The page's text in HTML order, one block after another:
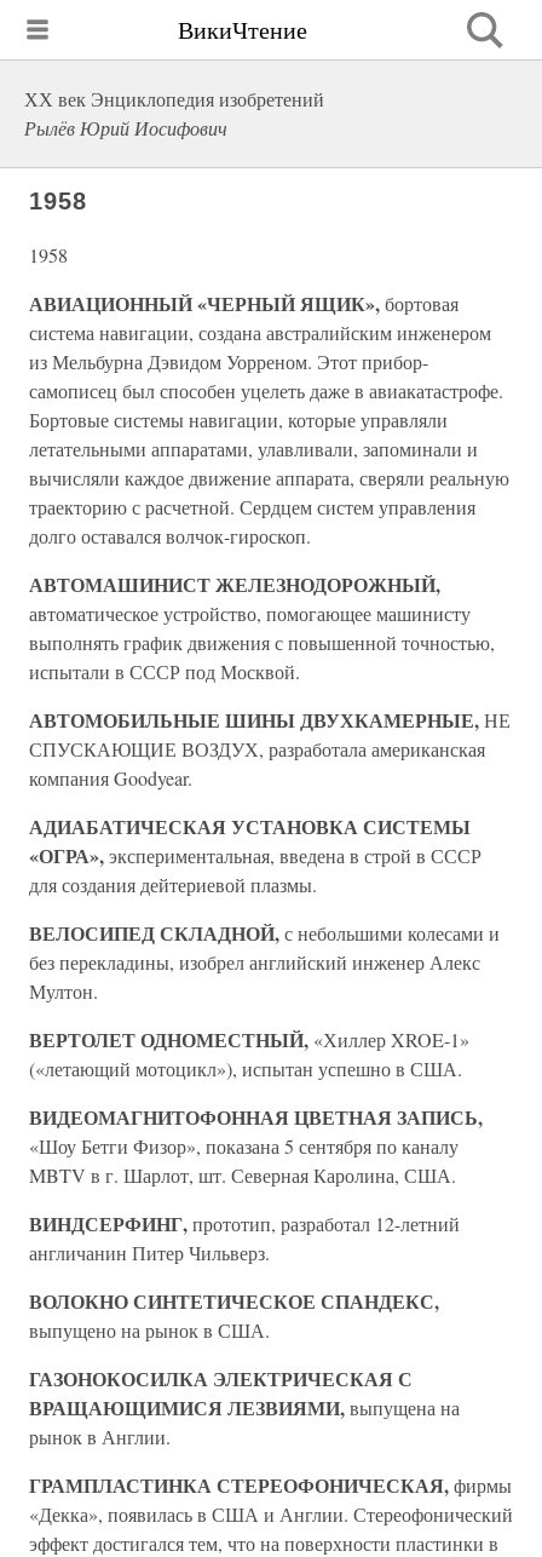
ВикиЧтение
ХХ век Энциклопедия изобретений
Рылёв Юрий Иосифович
1958
1958
АВИАЦИОННЫЙ «ЧЕРНЫЙ ЯЩИК»,бортовая
система навигации, создана австралийским инженером
из Мельбурна Дэвидом Уорреном. Этот прибор-
самописец был способен уцелеть даже в авиакатастрофе.
Бортовые системы навигации, которые управляли
летательными аппаратами, улавливали, запоминали и
вычисляли каждое движение аппарата, сверяли реальную
траекторию с расчетной. Сердцем систем управления
долго оставался волчок-гироскоп.
АВТОМАШИНИСТ ЖЕЛЕЗНОДОРОЖНЫЙ,
автоматическое устройство, помогающее машинисту
выполнять график движения с повышенной точностью,
испытали в СССР под Москвой.
АВТОМОБИЛЬНЫЕ ШИНЫ ДВУХКАМЕРНЫЕ,НЕ
СПУСКАЮЩИЕ ВОЗДУХ, разработала американская
компания Goodyear.
АДИАБАТИЧЕСКАЯ УСТАНОВКА СИСТЕМЫ
«ОГРА»,экспериментальная, введена в строй в СССР
для создания дейтериевой плазмы.
ВЕЛОСИПЕД СКЛАДНОЙ,с небольшими колесами и
без перекладины, изобрел английский инженер Алекс
Мултон.
ВЕРТОЛЕТ ОДНОМЕСТНЫЙ, «Хиллер XROE-1»
(«летающий мотоцикл»), испытан успешно в США.
ВИДЕОМАГНИТОФОННАЯ ЦВЕТНАЯ ЗАПИСЬ,
«Шоу Бетги Физор», показана 5 сентября по каналу
MBTV в г. Шарлот, шт. Северная Каролина, США.
ВИНДСЕРФИНГ,прототип, разработал 12-летний
англичанин Питер Чильверз.
ВОЛОКНО СИНТЕТИЧЕСКОЕ СПАНДЕКС,
выпущено на рынок в США.
ГАЗОНОКОСИЛКА ЭЛЕКТРИЧЕСКАЯ С
ВРАЩАЮЩИМИСЯ ЛЕЗВИЯМИ,выпущена на
рынок в Англии.
ГРАМПЛАСТИНКА СТЕРЕОФОНИЧЕСКАЯ,фирмы
«Декка», появилась в США и Англии. Стереофонический
эффект достигался тем, что на поверхности пластинки в